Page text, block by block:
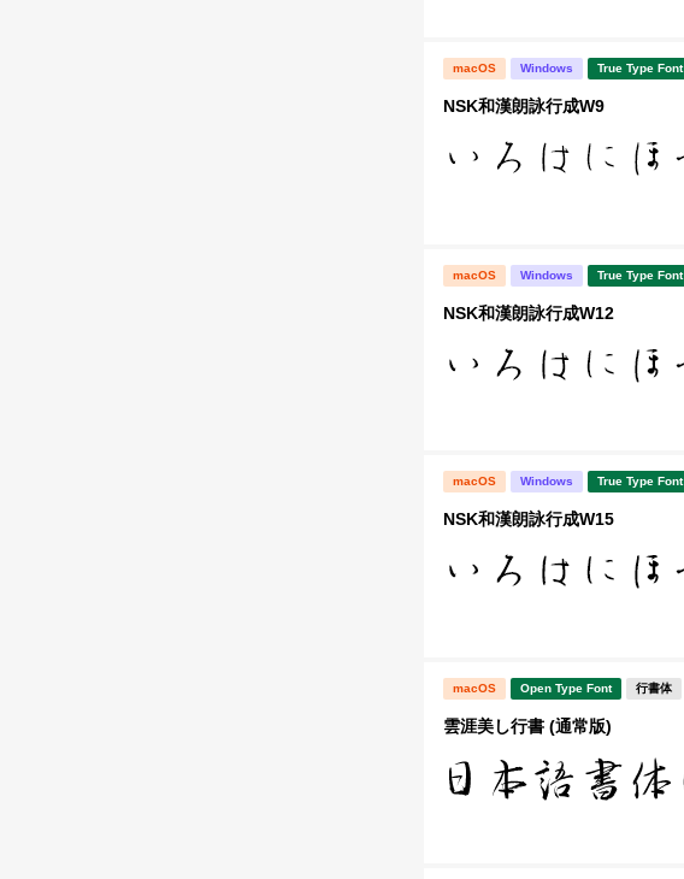
macOS Windows True Type Font
NSK和漢朗詠行成W9
macOS Windows True Type Font
NSK和漢朗詠行成W12
macOS Windows True Type Font
NSK和漢朗詠行成W15
macOS Open Type Font 行書体
雲涯美し行書 (通常版)